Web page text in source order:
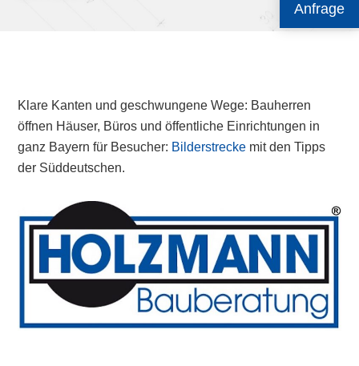
Anfrage
Klare Kanten und geschwungene Wege: Bauherren
öffnen Häuser, Büros und öffentliche Einrichtungen in
ganz Bayern für Besucher: Bilderstrecke mit den Tipps
der Süddeutschen.
Primary
Sidebar